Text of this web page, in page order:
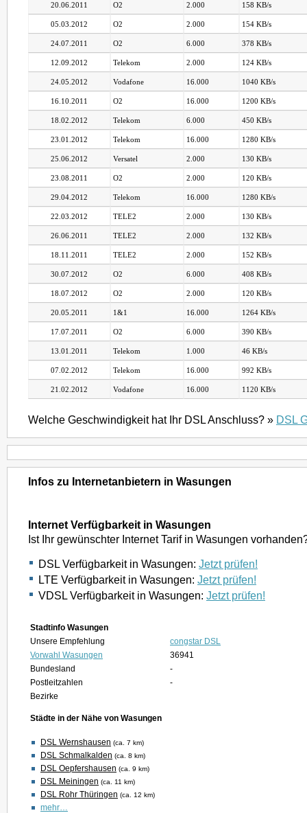
20.06.2011 O2 2.000 158 KB/s
05.03.2012 O2 2.000 154 KB/s
24.07.2011 O2 6.000 378 KB/s
12.09.2012 Telekom 2.000 124 KB/s
24.05.2012 Vodafone 16.000 1040 KB/s
16.10.2011 O2 16.000 1200 KB/s
18.02.2012 Telekom 6.000 450 KB/s
23.01.2012 Telekom 16.000 1280 KB/s
25.06.2012 Versatel 2.000 130 KB/s
23.08.2011 O2 2.000 120 KB/s
29.04.2012 Telekom 16.000 1280 KB/s
22.03.2012 TELE2 2.000 130 KB/s
26.06.2011 TELE2 2.000 132 KB/s
18.11.2011 TELE2 2.000 152 KB/s
30.07.2012 O2 6.000 408 KB/s
18.07.2012 O2 2.000 120 KB/s
20.05.2011 1&1 16.000 1264 KB/s
17.07.2011 O2 6.000 390 KB/s
13.01.2011 Telekom 1.000 46 KB/s
07.02.2012 Telekom 16.000 992 KB/s
21.02.2012 Vodafone 16.000 1120 KB/s
Welche Geschwindigkeit hat Ihr DSL Anschluss? » DSL
Infos zu Internetanbietern in Wasungen
Internet Verfügbarkeit in Wasungen
Ist Ihr gewünschter Internet Tarif in Wasungen
DSL Verfügbarkeit in Wasungen: Jetzt prüfen!
LTE Verfügbarkeit in Wasungen: Jetzt prüfen!
VDSL Verfügbarkeit in Wasungen: Jetzt prüfen!
Stadtinfo Wasungen
Unsere Empfehlung
congstar DSL
Vorwahl Wasungen
36941
Bundesland
-
Postleitzahlen
-
Bezirke
Städte in der Nähe von Wasungen
DSL Wernshausen (ca. 7 km)
DSL Schmalkalden (ca. 8 km)
DSL Oepfershausen (ca. 9 km)
DSL Meiningen (ca. 11 km)
DSL Rohr Thüringen (ca. 12 km)
mehr…